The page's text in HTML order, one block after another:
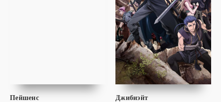
Пейшенс
Джибиэйт